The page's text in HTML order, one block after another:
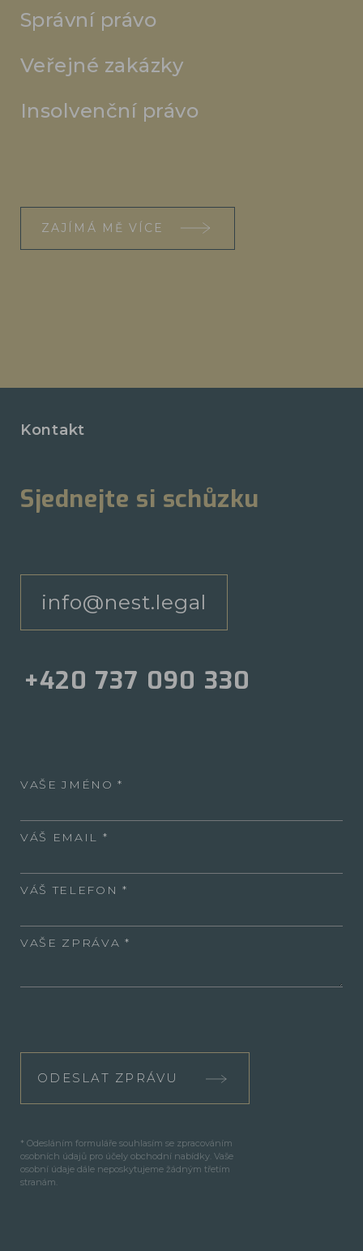
Správní právo
Veřejné zakázky
Insolvenční právo
ZAJÍMÁ MĚ VÍCE
Kontakt
Sjednejte si schůzku
info@nest.legal
+420 737 090 330
VAŠE JMÉNO
VÁŠ EMAIL
VÁŠ TELEFON
VAŠE ZPRÁVA
ODESLAT ZPRÁVU
* Odesláním formuláře souhlasím se zpracováním
osobních údajů pro účely obchodní nabídky. Vaše
osobní údaje dále neposkytujeme žádným třetím
stranám.